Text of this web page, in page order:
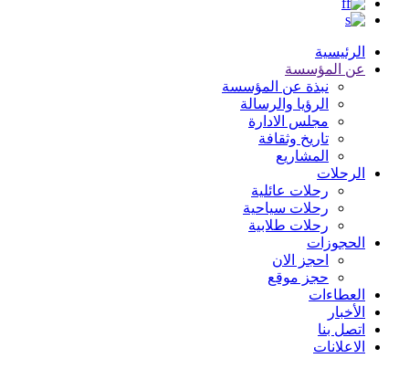
الرئيسية
عن المؤسسة
نبذة عن المؤسسة
الرؤيا والرسالة
مجلس الادارة
تاريخ وثقافة
المشاريع
الرحلات
رحلات عائلية
رحلات سياحية
رحلات طلابية
الحجوزات
احجز الان
حجز موقع
العطاءات
الأخبار
اتصل بنا
الاعلانات